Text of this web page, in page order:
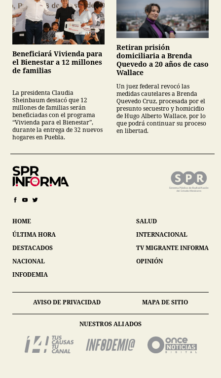
Beneficiará Vivienda para
el Bienestar a 12 millones
de familias
La presidenta Claudia
Sheinbaum destacó que 12
millones de familias serán
beneficiadas con el programa
“Vivienda para el Bienestar”,
durante la entrega de 32 nuevos
hogares en Puebla.
Retiran prisión
domiciliaria a Brenda
Quevedo a 20 años de caso
Wallace
Un juez federal revocó las
medidas cautelares a Brenda
Quevedo Cruz, procesada por el
presunto secuestro y homicidio
de Hugo Alberto Wallace, por lo
que podrá continuar su proceso
en libertad.
HOME
ÚLTIMA HORA
DESTACADOS
NACIONAL
INFODEMIA
SALUD
INTERNACIONAL
TV MIGRANTE INFORMA
OPINIÓN
AVISO DE PRIVACIDAD MAPA DE SITIO
NUESTROS ALIADOS